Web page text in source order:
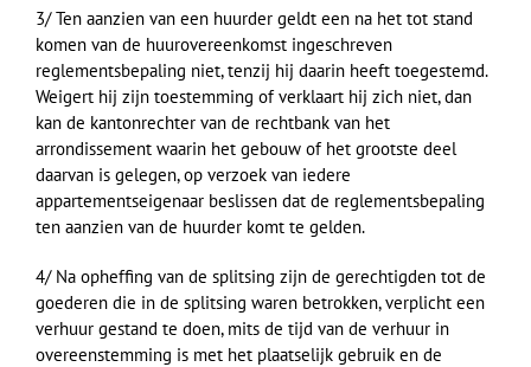
3/ Ten aanzien van een huurder geldt een na het tot stand
komen van de huurovereenkomst ingeschreven
reglementsbepaling niet, tenzij hij daarin heeft toegestemd.
Weigert hij zijn toestemming of verklaart hij zich niet, dan
kan de kantonrechter van de rechtbank van het
arrondissement waarin het gebouw of het grootste deel
daarvan is gelegen, op verzoek van iedere
appartementseigenaar beslissen dat de reglementsbepaling
ten aanzien van de huurder komt te gelden.
4/ Na opheffing van de splitsing zijn de gerechtigden tot de
goederen die in de splitsing waren betrokken, verplicht een
verhuur gestand te doen, mits de tijd van de verhuur in
overeenstemming is met het plaatselijk gebruik en de